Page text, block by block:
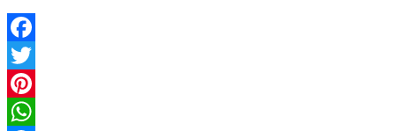
Facebook
Twitter
Pinterest